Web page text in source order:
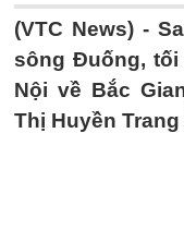
(VTC News) -
sông Đuống,
Nội về Bắc
Thị Huyền